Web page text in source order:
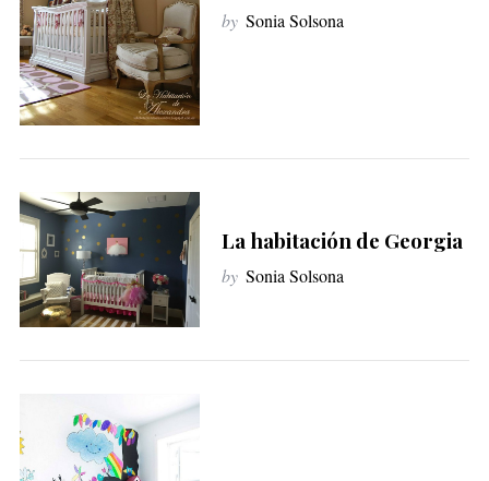
by Sonia Solsona
La habitación de Georgia
by Sonia Solsona